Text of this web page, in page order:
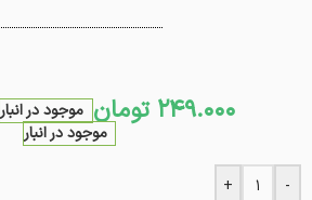
249.000 تومان موجود در انبار
موجود در انبار
-
+